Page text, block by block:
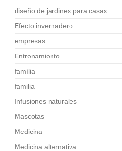
diseño de jardines para casas
Efecto invernadero
empresas
Entrenamiento
família
familia
Infusiones naturales
Mascotas
Medicina
Medicina alternativa